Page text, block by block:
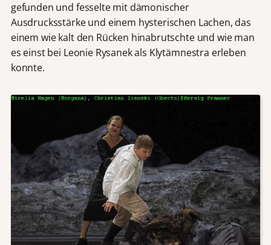
gefunden und fesselte mit dämonischer
Ausdrucksstärke und einem hysterischen Lachen, das
einem wie kalt den Rücken hinabrutschte und wie man
es einst bei Leonie Rysanek als Klytämnestra erleben
konnte.